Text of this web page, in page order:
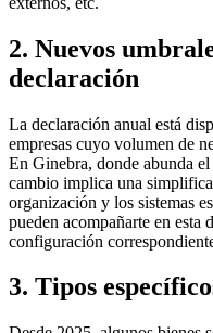
2. Nuevos
declaración
La declaración anual está
empresas cuyo volumen de
En Ginebra, donde abunda
cambio implica una
organización y los sistemas
pueden acompañarte en esta
configuración
3. Tipos